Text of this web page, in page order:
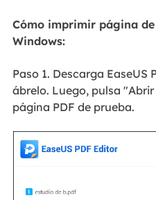
Cómo imprimir página
Windows:
Paso 1. Descarga EaseUS
ábrelo. Luego, pulsa
página PDF de prueba.